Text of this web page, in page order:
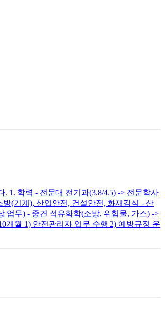
1. 학력 - 전문대 전기과(3.8/4.5) -> 전문학사
방(기계), 산업안전, 건설안전, 화재감식 - 산
업무) - 중견 석유화학(소방, 위험물, 가스) ->
개월 1) 안전관리자 업무 수행 2) 예방규정 운